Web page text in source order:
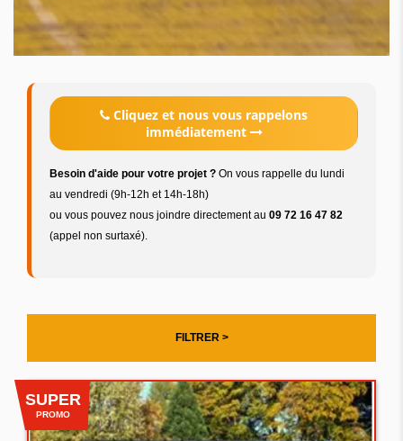
Cliquez et nous vous rappelons
immédiatement
Besoin d'aide pour votre projet ? On vous rappelle du lundi
au vendredi (9h-12h et 14h-18h)
ou vous pouvez nous joindre directement au 09 72 16 47 82
(appel non surtaxé).
FILTRER >
SUPER
PROMO